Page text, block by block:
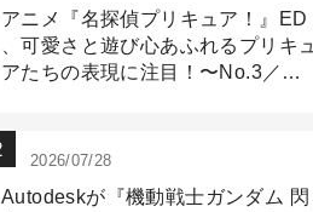
アニメ『名探偵プリキュア！』ED
、可愛さと遊び心あふれるプリキュ
アたちの表現に注目！〜No.3／ア
2026/07/28
Autodeskが『機動戦士ガンダム 閃